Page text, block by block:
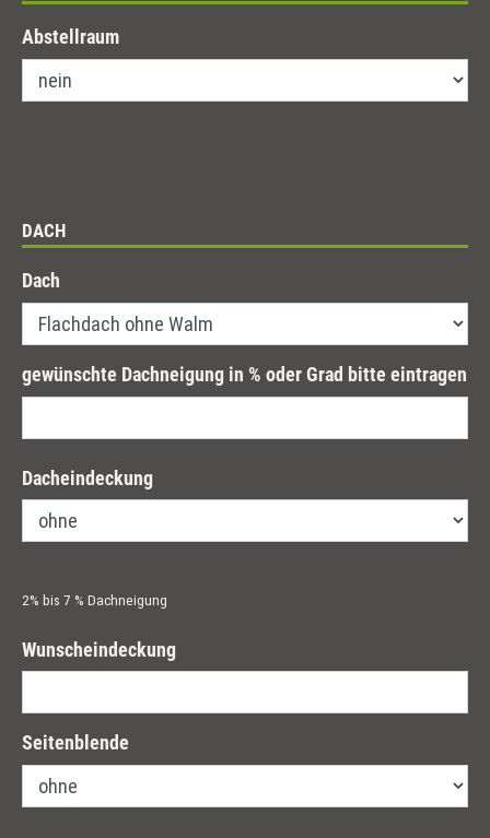
Abstellraum
DACH
Dach
gewünschte Dachneigung in % oder Grad bitte eintragen
Dacheindeckung
2% bis 7 % Dachneigung
Wunscheindeckung
Seitenblende